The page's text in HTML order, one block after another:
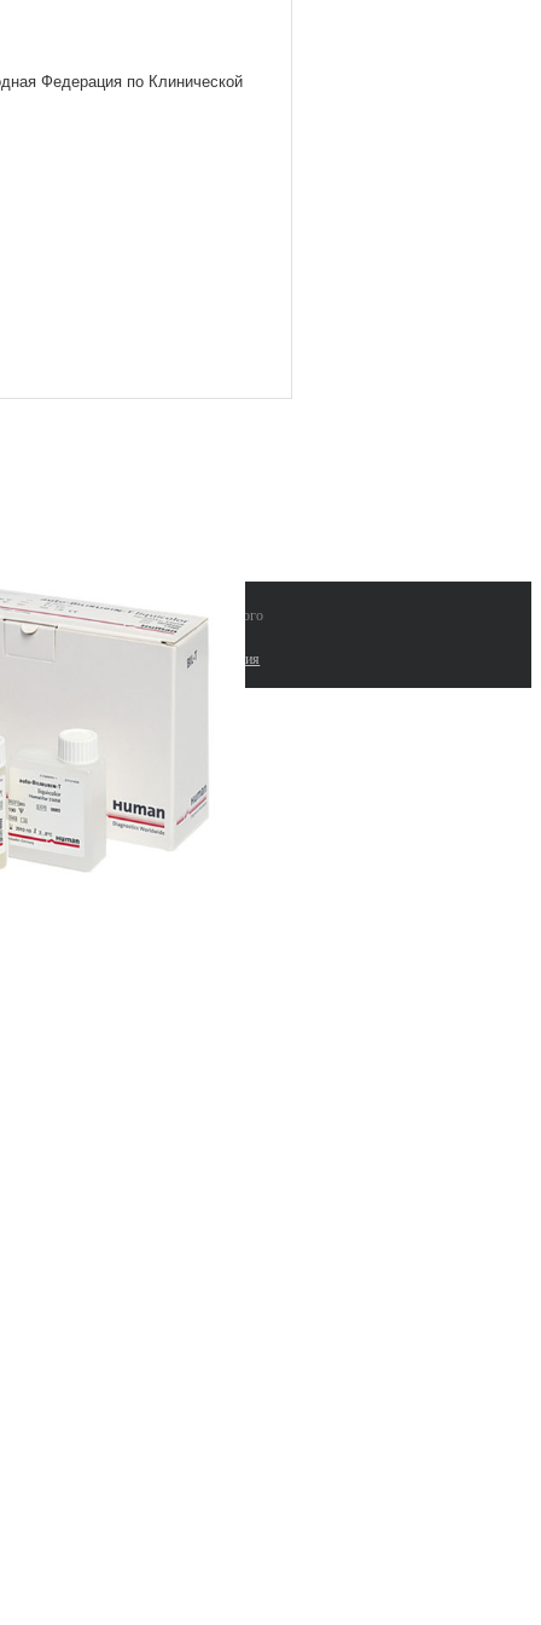
Федерация по Клинической
"ЛАБИНВЕСТ" поставки лабораторного
и расходных материалов |
сайтов. Комплексные seo решения